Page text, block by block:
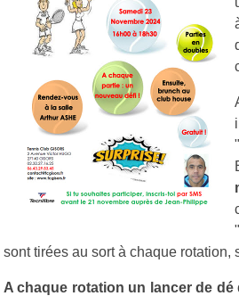
sont tirées au sort à chaque rotation,
A chaque rotation un lancer de dé